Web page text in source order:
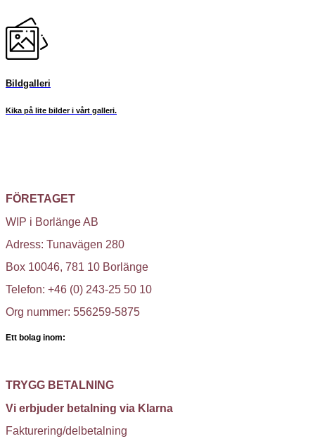
Bildgalleri
Kika på lite bilder i vårt galleri.
FÖRETAGET
WIP i Borlänge AB
Adress: Tunavägen 280
Box 10046, 781 10 Borlänge
Telefon: +46 (0) 243-25 50 10
Org nummer: 556259-5875
Ett bolag inom:
TRYGG BETALNING
Vi erbjuder betalning via Klarna
Fakturering/delbetalning